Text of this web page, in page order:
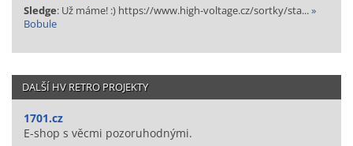
Sledge: Už máme! :) https://www.high-voltage.cz/sortky/sta...»
Bobule
DALŠÍ HV RETRO PROJEKTY
1701.cz
E-shop s věcmi pozoruhodnými.